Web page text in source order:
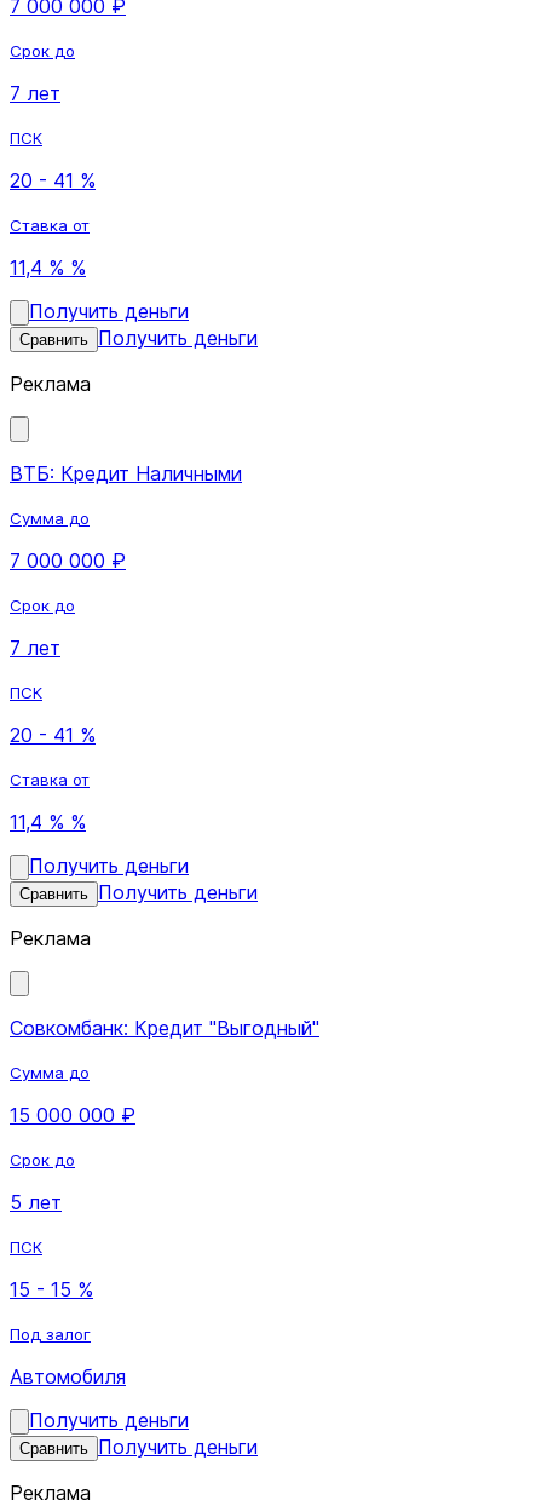
7 000 000 ₽
Срок до
7 лет
ПСК
20 - 41 %
Ставка от
11,4 % %
Получить деньги
Сравнить Получить деньги
Реклама
ВТБ: Кредит Наличными
Сумма до
7 000 000 ₽
Срок до
7 лет
ПСК
20 - 41 %
Ставка от
11,4 % %
Получить деньги
Сравнить Получить деньги
Реклама
Совкомбанк: Кредит "Выгодный"
Сумма до
15 000 000 ₽
Срок до
5 лет
ПСК
15 - 15 %
Под залог
Автомобиля
Получить деньги
Сравнить Получить деньги
Реклама